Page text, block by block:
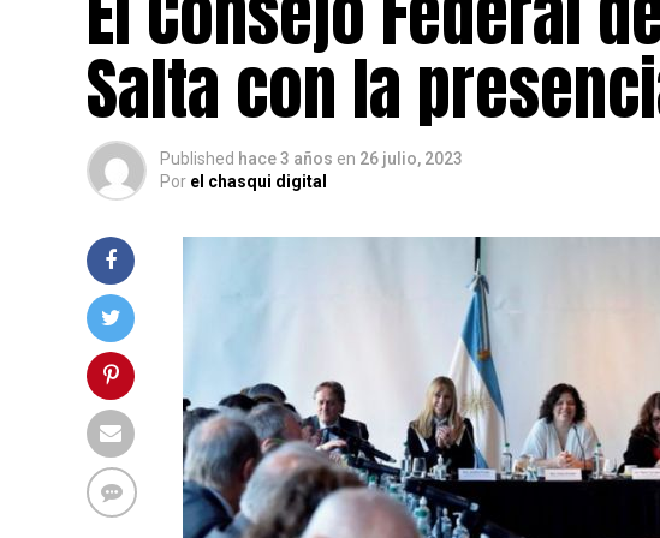
Salta con la
Published hace 3 años en 26 julio, 2023
Por el chasqui digital